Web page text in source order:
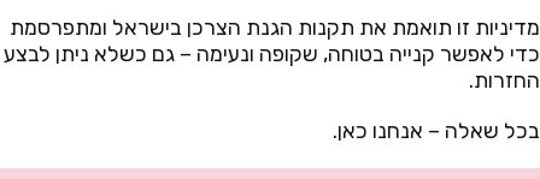
מדיניות זו תואמת את תקנות הגנת הצרכן בישראל ומתפרסמת
כדי לאפשר קנייה בטוחה, שקופה ונעימה – גם כשלא ניתן לבצע
החזרות.
בכל שאלה – אנחנו כאן.